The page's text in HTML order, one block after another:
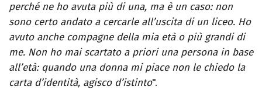
perché ne ho avuta più di una, ma è un caso: non
sono certo andato a cercarle all’uscita di un liceo. Ho
avuto anche compagne della mia età o più grandi di
me. Non ho mai scartato a priori una persona in base
all’età: quando una donna mi piace non le chiedo la
carta d’identità, agisco d’istinto".